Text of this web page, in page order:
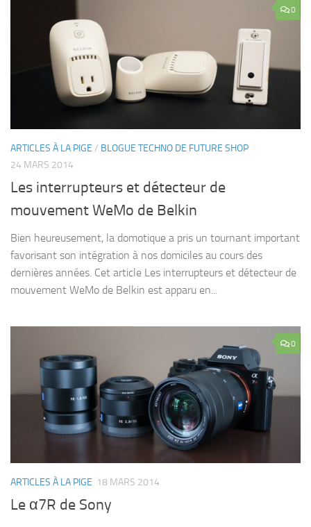
0
ARTICLES À LA PIGE / BLOGUE TECHNO DE FUTURE SHOP
24 MARS 2014
Les interrupteurs et détecteur de
mouvement WeMo de Belkin
Bien heureusement, la domotique a pris un tournant important
favorisant son intégration à nos domiciles au cours des
dernières années. Cet article Les interrupteurs et détecteur de
mouvement WeMo de Belkin est apparu en...
0
ARTICLES À LA PIGE 18 MARS 2014
Le α7R de Sony